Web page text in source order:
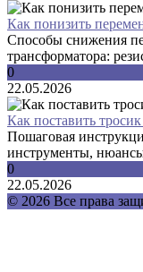
Как понизить
Способы снижения
трансформатора:
0
22.05.2026
Как поставить
Пошаговая
инструменты,
0
22.05.2026
© 2026 Все права